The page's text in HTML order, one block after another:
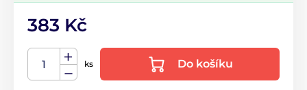
383 Kč
ks Do košíku